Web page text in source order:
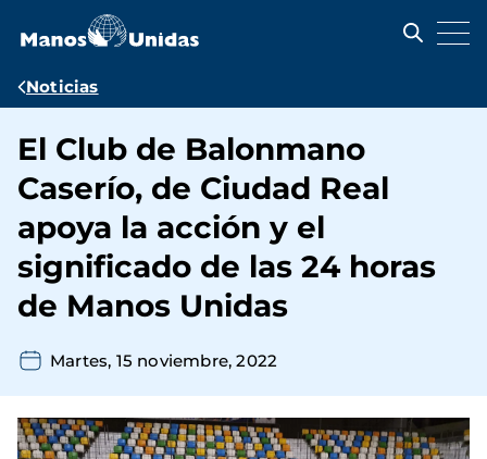
contenido
Ruta
navegación
Noticias
El Club de Balonmano
Caserío, de Ciudad Real
apoya la acción y el
significado de las 24 horas
de Manos Unidas
Martes, 15 noviembre, 2022